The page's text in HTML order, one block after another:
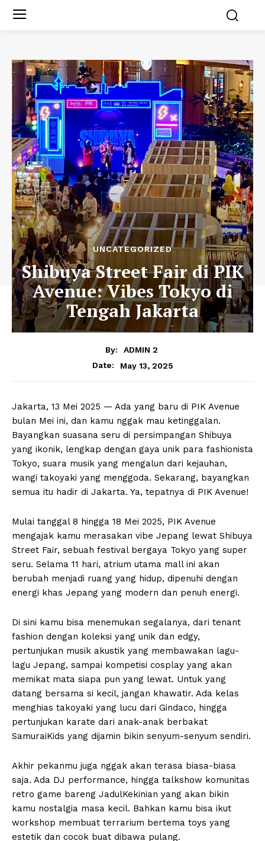
UNCATEGORIZED
Shibuya Street Fair di PIK
Avenue: Vibes Tokyo di
Tengah Jakarta
By:
ADMIN 2
Date:
May 13, 2025
Jakarta, 13 Mei 2025 — Ada yang baru di PIK Avenue
bulan Mei ini, dan kamu nggak mau ketinggalan.
Bayangkan suasana seru di persimpangan Shibuya
yang ikonik, lengkap dengan gaya unik para fashionista
Tokyo, suara musik yang mengalun dari kejauhan,
wangi takoyaki yang menggoda. Sekarang, bayangkan
semua itu hadir di Jakarta. Ya, tepatnya di PIK Avenue!
Mulai tanggal 8 hingga 18 Mei 2025, PIK Avenue
mengajak kamu merasakan vibe Jepang lewat Shibuya
Street Fair, sebuah festival bergaya Tokyo yang super
seru. Selama 11 hari, atrium utama mall ini akan
berubah menjadi ruang yang hidup, dipenuhi dengan
energi khas Jepang yang modern dan penuh energi.
Di sini kamu bisa menemukan segalanya, dari tenant
fashion dengan koleksi yang unik dan edgy,
pertunjukan musik akustik yang membawakan lagu-
lagu Jepang, sampai kompetisi cosplay yang akan
memikat mata siapa pun yang lewat. Untuk yang
datang bersama si kecil, jangan khawatir. Ada kelas
menghias takoyaki yang lucu dari Gindaco, hingga
pertunjukan karate dari anak-anak berbakat
SamuraiKids yang dijamin bikin senyum-senyum sendiri.
Akhir pekanmu juga nggak akan terasa biasa-biasa
saja. Ada DJ performance, hingga talkshow komunitas
retro game bareng JadulKekinian yang akan bikin
kamu nostalgia masa kecil. Bahkan kamu bisa ikut
workshop membuat terrarium bertema toys yang
estetik dan cocok buat dibawa pulang.